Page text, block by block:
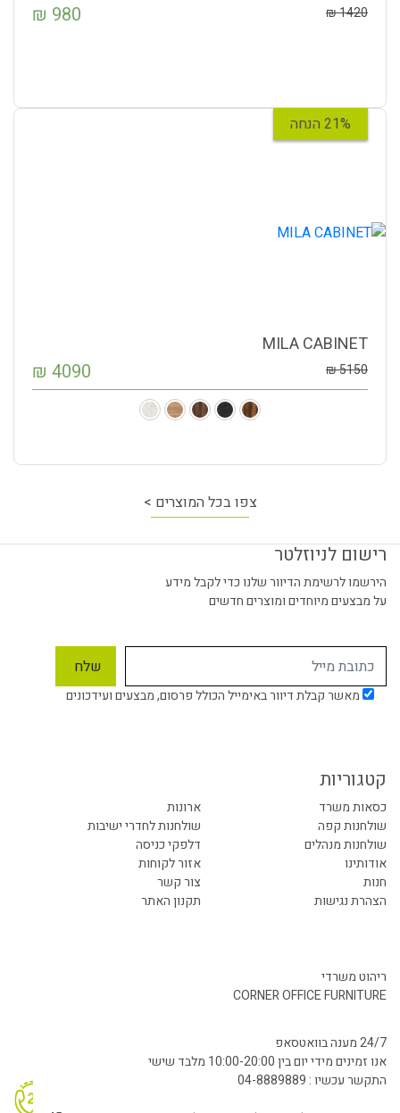
1420
₪
980
₪
21% הנחה
MILA CABINET
5150
₪
4090
₪
צפו בכל המוצרים >
רישום לניוזלטר
הירשמו לרשימת הדיוור שלנו כדי לקבל מידע
על מבצעים מיוחדים ומוצרים חדשים
מאשר קבלת דיוור באימייל הכולל פרסום, מבצעים ועידכונים
קטגוריות
כסאות משרד
ארונות
שולחנות קפה
שולחנות לחדרי ישיבות
שולחנות מנהלים
דלפקי כניסה
אודותינו
אזור לקוחות
חנות
צור קשר
הצהרת נגישות
תקנון האתר
ריהוט משרדי
CORNER OFFICE FURNITURE
24/7 מענה בוואטסאפ
אנו זמינים מידי יום בין 10:00-20:00 מלבד שישי
התקשר עכשיו : 04-8889889